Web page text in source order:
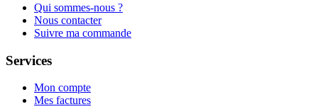
Qui sommes-nous ?
Nous contacter
Suivre ma commande
Services
Mon compte
Mes factures